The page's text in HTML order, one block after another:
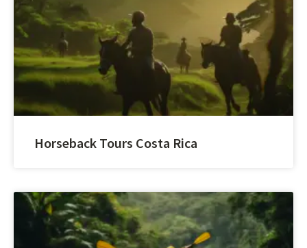
Horseback Tours Costa Rica